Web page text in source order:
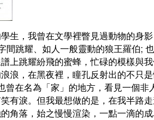
生，我曾在文學裡瞥見過動物的身
間跳耀、如人一般靈動的狼王羅伯;
上跳耀紛飛的蜜蜂，忙碌的模樣與
浪，在黑夜裡，瞳孔反射出的不只
曾在名為「家」的地方，看見一個非
有淚。但我最想做的是，在我半路
角落，始之慢慢渲染，一點一滴的成